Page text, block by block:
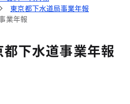
東京都下水道局事業年報
業年報
下水道事業年報